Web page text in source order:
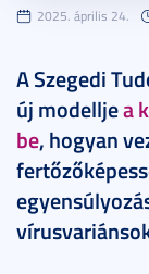
2025. április 24.
A Szegedi
új modelljea
be, hogyan